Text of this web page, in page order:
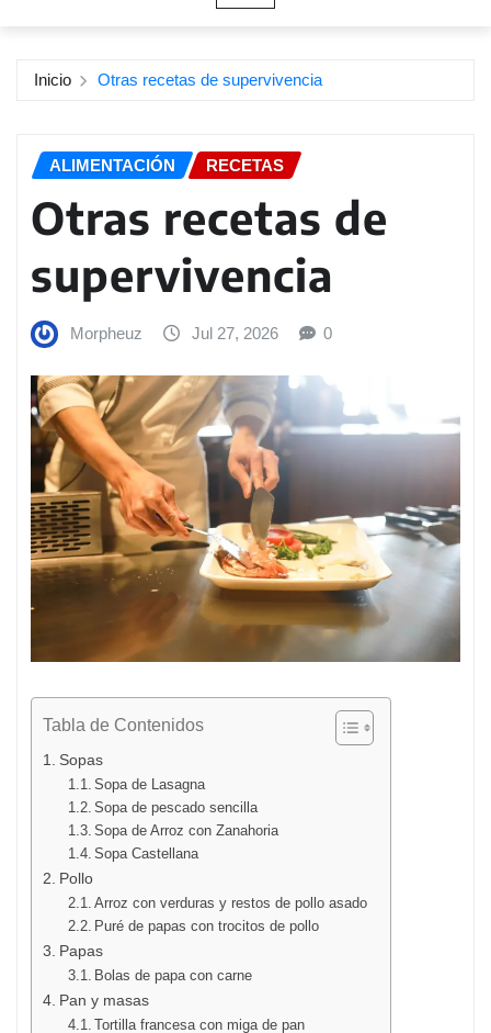
Inicio Otras recetas de supervivencia
ALIMENTACIÓN RECETAS
Otras recetas de
supervivencia
Morpheuz Jul 27, 2026 0
Tabla de Contenidos
Sopas
Sopa de Lasagna
Sopa de pescado sencilla
Sopa de Arroz con Zanahoria
Sopa Castellana
Pollo
Arroz con verduras y restos de pollo asado
Puré de papas con trocitos de pollo
Papas
Bolas de papa con carne
Pan y masas
Tortilla francesa con miga de pan